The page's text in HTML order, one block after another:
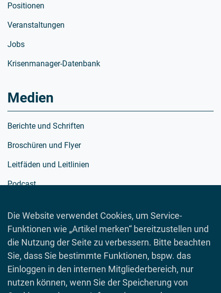
Die Website verwendet Cookies, um Service-
Funktionen wie „Artikel merken“ bereitzustellen und
die Nutzung der Seite zu verbessern. Bitte beachten
Sie, dass Sie bestimmte Funktionen, bspw. das
Einloggen in den internen Mitgliederbereich, nur
nutzen können, wenn Sie der Speicherung von
Positionen
Veranstaltungen
Jobs
Krisenmanager-Datenbank
Medien
Berichte und Schriften
Broschüren und Flyer
Leitfäden und Leitlinien
Podcast
Spielewelt
Toolboxen
Videos